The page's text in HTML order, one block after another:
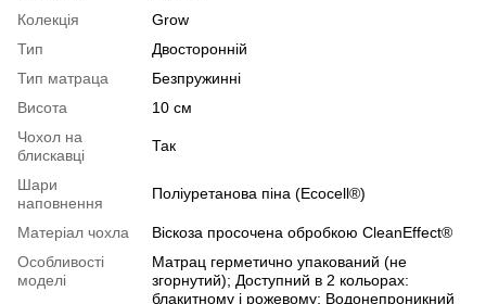
Колекція
Grow
Тип
Двосторонній
Тип матраца
Безпружинні
Висота
10 см
Чохол на
блискавці
Так
Шари
наповнення
Поліуретанова піна (Ecocell®)
Матеріал чохла
Віскоза просочена обробкою CleanEffect®
Особливості
моделі
Матрац герметично упакований (не
згорнутий); Доступний в 2 кольорах:
блакитному і рожевому; Водонепроникний